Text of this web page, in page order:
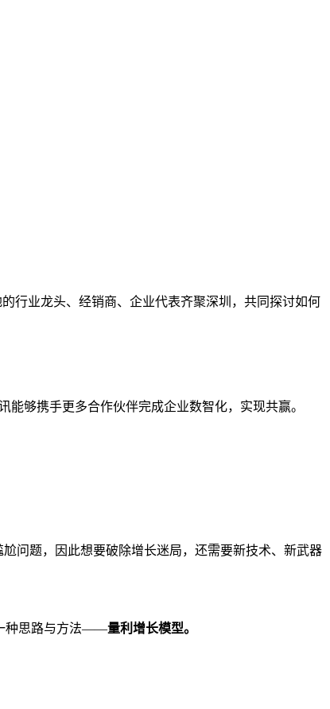
行业龙头、经销商、企业代表齐聚深圳，共同探讨如何
够携手更多合作伙伴完成企业数智化，实现共赢。
问题，因此想要破除增长迷局，还需要新技术、新武器
种思路与方法——量利增长模型。